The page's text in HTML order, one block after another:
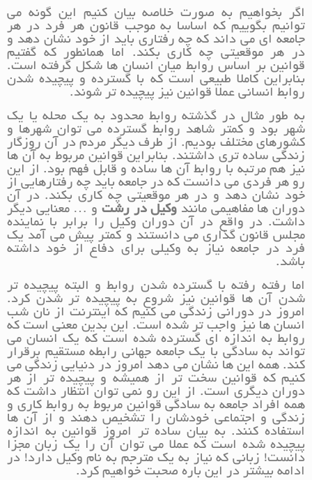
اگر بخواهیم به صورت خلاصه بیان کنیم این گونه می
توانیم بگوییم که اساسا به موجب قانون هر فرد در هر
جامعه ای می داند که چه رفتاری باید از خود نشان دهد و
در هر موقعیتی چه کاری بکند. اما همانطور که گفتیم
قوانین بر اساس روابط میان انسان ها شکل گرفته است.
بنابراین کاملا طبیعی است که با گسترده و پیچیده شدن
روابط انسانی عملا قوانین نیز پیچیده تر شوند.
به طور مثال در گذشته روابط محدود به یک محله یا یک
شهر بود و کمتر شاهد روابط گسترده می توان شهرها و
کشورهای مختلف بودیم. از طرف دیگر مردم در آن روزگار
زندگی ساده تری داشتند. بنابراین قوانین مربوط به آن ها
نیز هم مرتبه با روابط آن ها ساده و قابل فهم بود. از این
رو هر فردی می دانست که در جامعه باید چه رفتارهایی از
خود نشان دهد و در هر موقعیتی چه کاری بکند. در آن
دوران ها مفاهیمی مانند وکیل در رشت و … معنایی دیگر
داشت. در واقع در آن دوران وکیل را برابر با نماینده
مجلس قانون گذاری می دانستند و کمتر پیش می آمد یک
فرد در جامعه نیاز به وکیلی برای دفاع از خود داشته
باشد.
اما رفته رفته با گسترده شدن روابط و البته پیچیده تر
شدن آن ها قوانین نیز شروع به پیچیده تر شدن کرد.
امروز در دورانی زندگی می کنیم که اینترنت از نان شب
انسان ها نیز واجب تر شده است. این بدین معنی است که
روابط به اندازه ای گسترده شده است که یک انسان می
تواند به سادگی با یک جامعه جهانی رابطه مستقیم برقرار
کند. همه این ها نشان می دهد امروز در دنیایی زندگی می
کنیم که قوانین سخت تر از همیشه و پیچیده تر از هر
دوران دیگری است. از این رو نمی توان انتظار داشت که
همه افراد جامعه به سادگی قوانین مربوط به روابط کاری و
زندگی و اجتماعی خودشان را تشخیص دهند و از آن ها
استفاده کنند. به بیان ساده تر امروز قوانین به اندازه
پیچیده شده است که عملا می توان آن را یک زبان مجزا
دانست! زبانی که نیاز به یک مترجم به نام وکیل دارد! در
ادامه بیشتر در این باره صحبت خواهیم کرد.